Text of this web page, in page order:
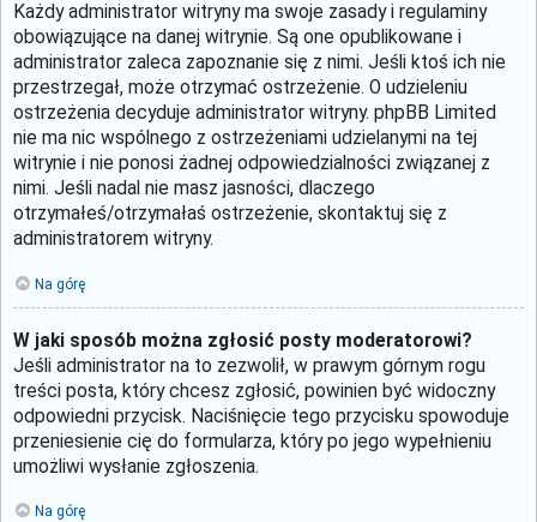
Każdy administrator witryny ma swoje zasady i regulaminy
obowiązujące na danej witrynie. Są one opublikowane i
administrator zaleca zapoznanie się z nimi. Jeśli ktoś ich nie
przestrzegał, może otrzymać ostrzeżenie. O udzieleniu
ostrzeżenia decyduje administrator witryny. phpBB Limited
nie ma nic wspólnego z ostrzeżeniami udzielanymi na tej
witrynie i nie ponosi żadnej odpowiedzialności związanej z
nimi. Jeśli nadal nie masz jasności, dlaczego
otrzymałeś/otrzymałaś ostrzeżenie, skontaktuj się z
administratorem witryny.
Na górę
W jaki sposób można zgłosić posty moderatorowi?
Jeśli administrator na to zezwolił, w prawym górnym rogu
treści posta, który chcesz zgłosić, powinien być widoczny
odpowiedni przycisk. Naciśnięcie tego przycisku spowoduje
przeniesienie cię do formularza, który po jego wypełnieniu
umożliwi wysłanie zgłoszenia.
Na górę